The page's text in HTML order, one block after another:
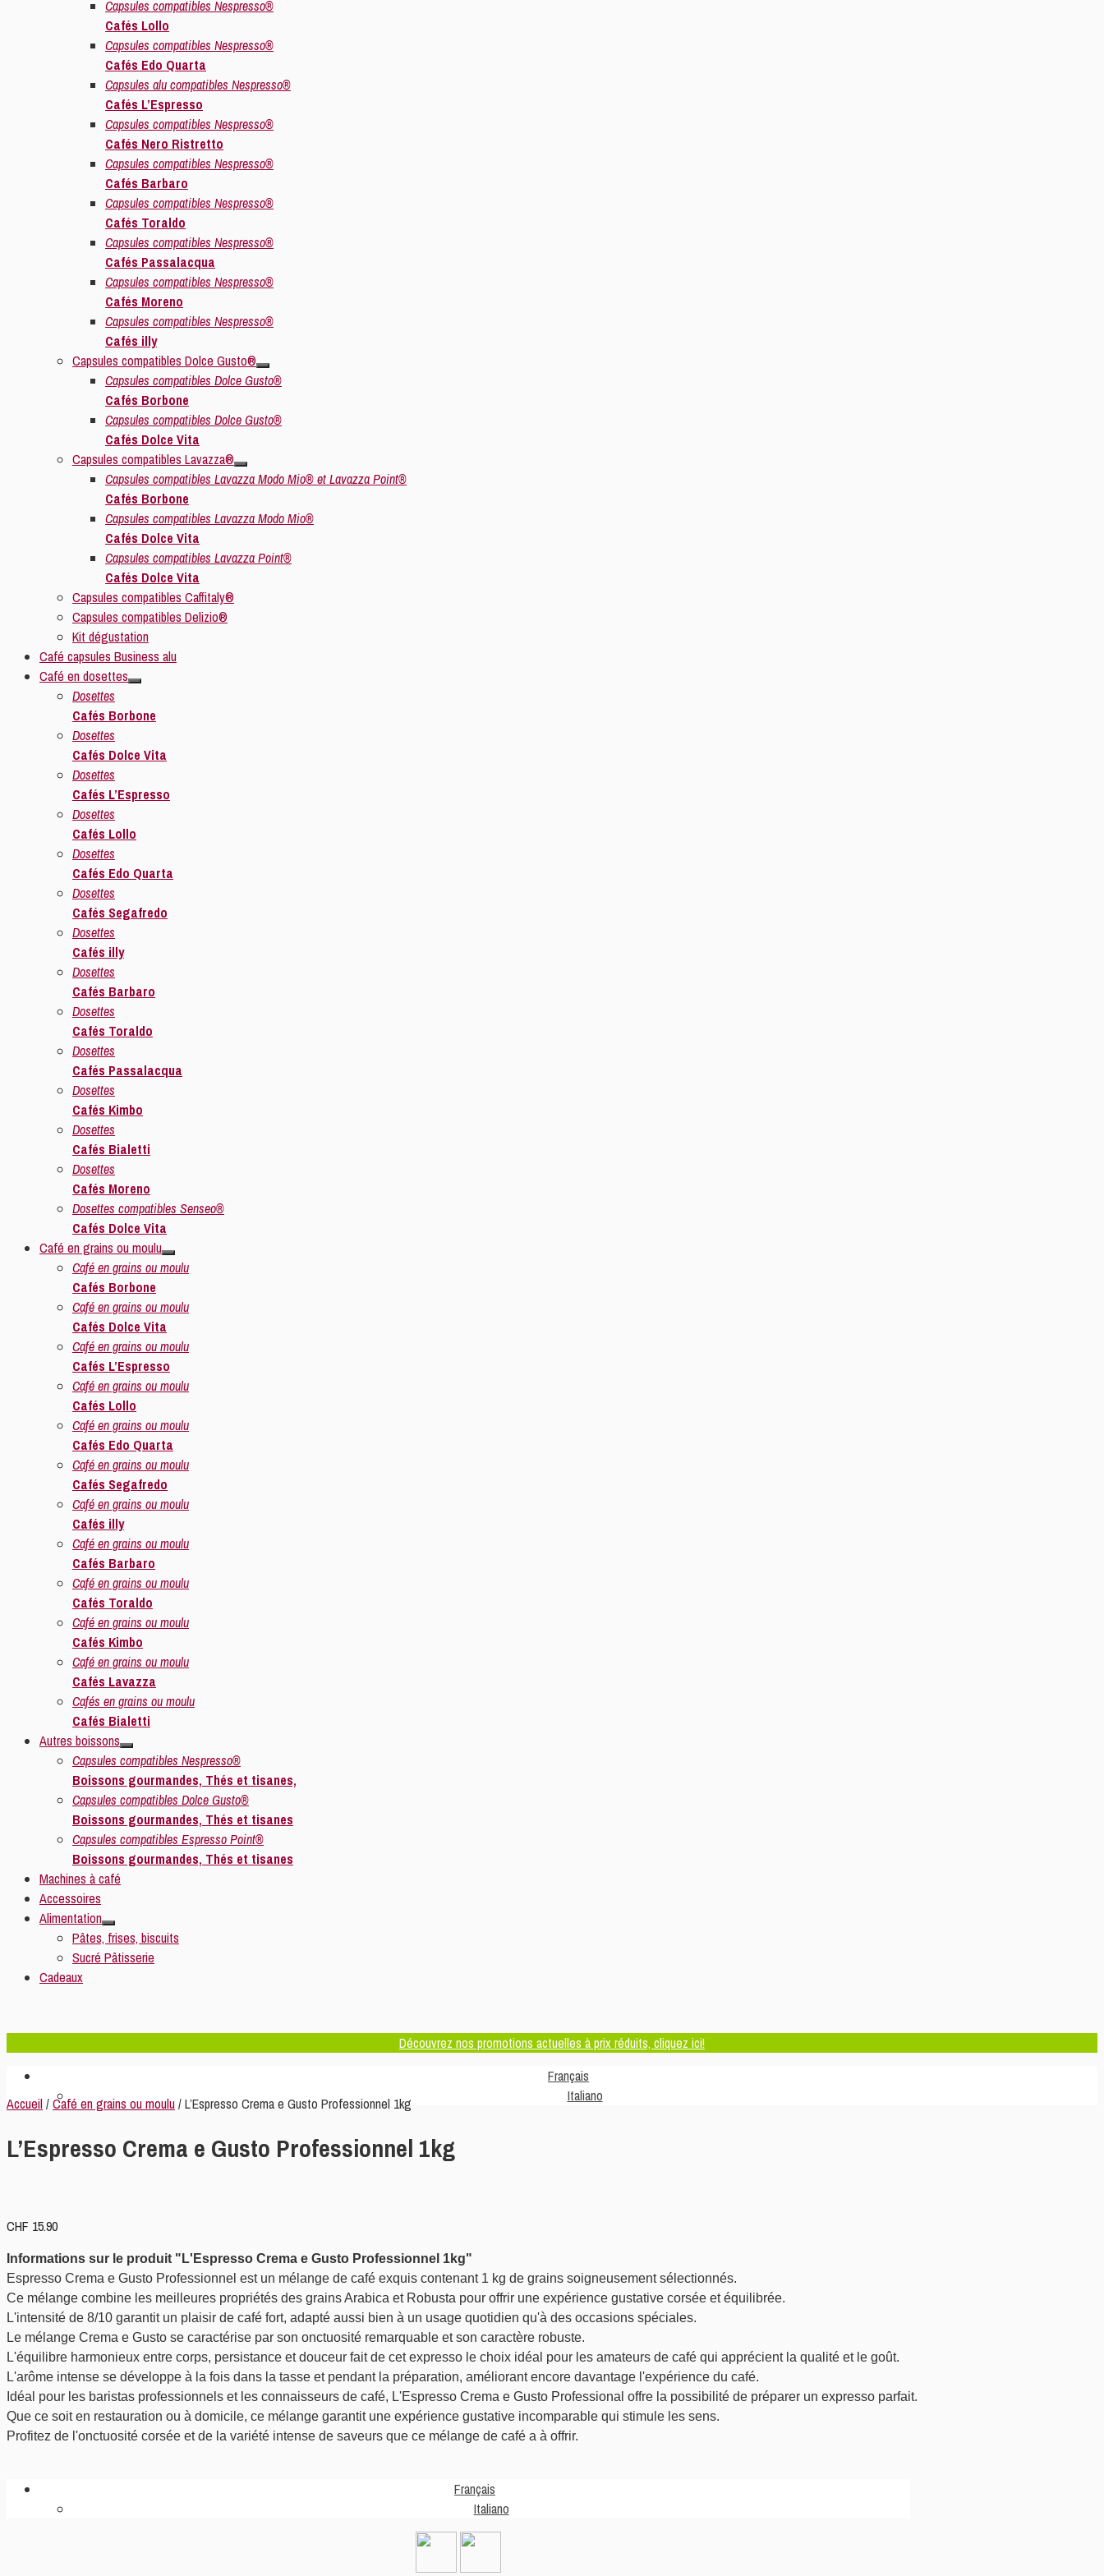
Capsules compatibles Nespresso®
Cafés Lollo
Capsules compatibles Nespresso®
Cafés Edo Quarta
Capsules alu compatibles Nespresso®
Cafés L’Espresso
Capsules compatibles Nespresso®
Cafés Nero Ristretto
Capsules compatibles Nespresso®
Cafés Barbaro
Capsules compatibles Nespresso®
Cafés Toraldo
Capsules compatibles Nespresso®
Cafés Passalacqua
Capsules compatibles Nespresso®
Cafés Moreno
Capsules compatibles Nespresso®
Cafés illy
Capsules compatibles Dolce Gusto®
Capsules compatibles Dolce Gusto®
Cafés Borbone
Capsules compatibles Dolce Gusto®
Cafés Dolce Vita
Capsules compatibles Lavazza®
Capsules compatibles Lavazza Modo Mio® et Lavazza Point®
Cafés Borbone
Capsules compatibles Lavazza Modo Mio®
Cafés Dolce Vita
Capsules compatibles Lavazza Point®
Cafés Dolce Vita
Capsules compatibles Caffitaly®
Capsules compatibles Delizio®
Kit dégustation
Café capsules Business alu
Café en dosettes
Dosettes
Cafés Borbone
Dosettes
Cafés Dolce Vita
Dosettes
Cafés L’Espresso
Dosettes
Cafés Lollo
Dosettes
Cafés Edo Quarta
Dosettes
Cafés Segafredo
Dosettes
Cafés illy
Dosettes
Cafés Barbaro
Dosettes
Cafés Toraldo
Dosettes
Cafés Passalacqua
Dosettes
Cafés Kimbo
Dosettes
Cafés Bialetti
Dosettes
Cafés Moreno
Dosettes compatibles Senseo®
Cafés Dolce Vita
Café en grains ou moulu
Café en grains ou moulu
Cafés Borbone
Café en grains ou moulu
Cafés Dolce Vita
Café en grains ou moulu
Cafés L’Espresso
Café en grains ou moulu
Cafés Lollo
Café en grains ou moulu
Cafés Edo Quarta
Café en grains ou moulu
Cafés Segafredo
Café en grains ou moulu
Cafés illy
Café en grains ou moulu
Cafés Barbaro
Café en grains ou moulu
Cafés Toraldo
Café en grains ou moulu
Cafés Kimbo
Café en grains ou moulu
Cafés Lavazza
Cafés en grains ou moulu
Cafés Bialetti
Autres boissons
Capsules compatibles Nespresso®
Boissons gourmandes, Thés et tisanes,
Capsules compatibles Dolce Gusto®
Boissons gourmandes, Thés et tisanes
Capsules compatibles Espresso Point®
Boissons gourmandes, Thés et tisanes
Machines à café
Accessoires
Alimentation
Pâtes, frises, biscuits
Sucré Pâtisserie
Cadeaux
Découvrez nos promotions actuelles à prix réduits, cliquez ici!
Français
Italiano
Accueil/Café en grains ou moulu/ L’Espresso Crema e Gusto Professionnel 1kg
L’Espresso Crema e Gusto Professionnel 1kg
CHF 15.90
Espresso Crema e Gusto Professionnel est un mélange de café exquis contenant 1 kg de grains soigneusement sélectionnés.
Ce mélange combine les meilleures propriétés des grains Arabica et Robusta pour offrir une expérience gustative corsée et équilibrée.
L'intensité de 8/10 garantit un plaisir de café fort, adapté aussi bien à un usage quotidien qu'à des occasions spéciales.
Le mélange Crema e Gusto se caractérise par son onctuosité remarquable et son caractère robuste.
L'équilibre harmonieux entre corps, persistance et douceur fait de cet expresso le choix idéal pour les amateurs de café qui apprécient la qualité et le goût.
Idéal pour les baristas professionnels et les connaisseurs de café, L'Espresso Crema e Gusto Professional offre la possibilité de préparer un expresso parfait.
Que ce soit en restauration ou à domicile, ce mélange garantit une expérience gustative incomparable qui stimule les sens.
Français
Italiano